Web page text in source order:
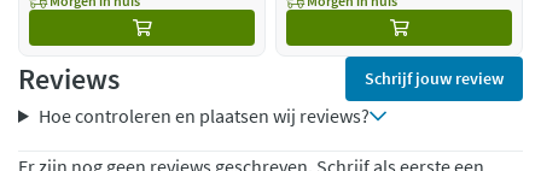
Reviews Schrijf jouw review
Hoe controleren en plaatsen wij reviews?